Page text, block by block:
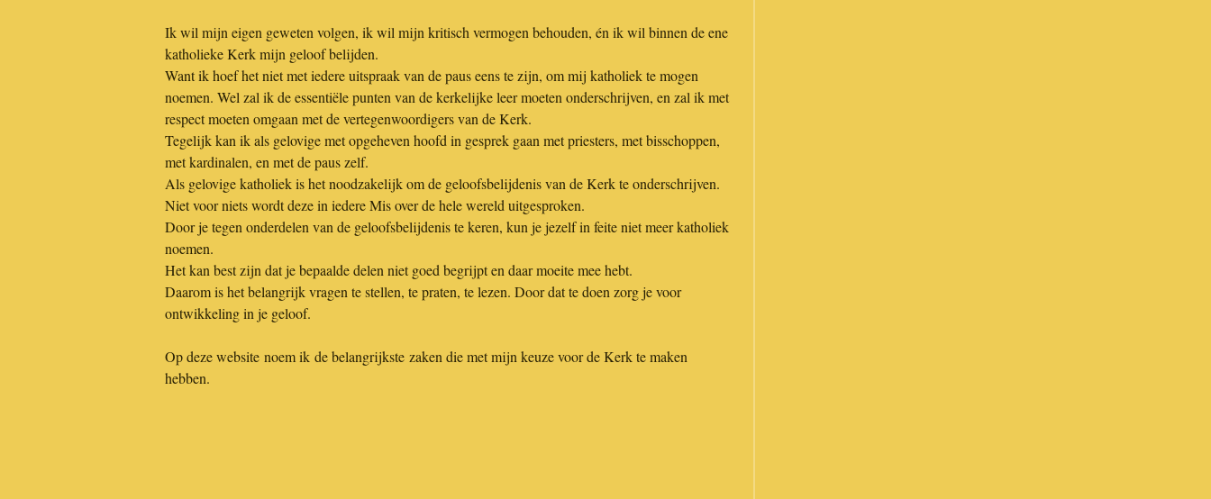
Ik wil mijn eigen geweten volgen, ik wil mijn kritisch vermogen behouden, én ik wil binnen de ene
katholieke Kerk mijn geloof belijden.
Want ik hoef het niet met iedere uitspraak van de paus eens te zijn, om mij katholiek te mogen
noemen. Wel zal ik de essentiële punten van de kerkelijke leer moeten onderschrijven, en zal ik met
respect moeten omgaan met de vertegenwoordigers van de Kerk.
Tegelijk kan ik als gelovige met opgeheven hoofd in gesprek gaan met priesters, met bisschoppen,
met kardinalen, en met de paus zelf.
Als gelovige katholiek is het noodzakelijk om de geloofsbelijdenis van de Kerk te onderschrijven.
Niet voor niets wordt deze in iedere Mis over de hele wereld uitgesproken.
Door je tegen onderdelen van de geloofsbelijdenis te keren, kun je jezelf in feite niet meer katholiek
noemen.
Het kan best zijn dat je bepaalde delen niet goed begrijpt en daar moeite mee hebt.
Daarom is het belangrijk vragen te stellen, te praten, te lezen. Door dat te doen zorg je voor
ontwikkeling in je geloof.
Op deze website noem ik de belangrijkste zaken die met mijn keuze voor de Kerk te maken
hebben.